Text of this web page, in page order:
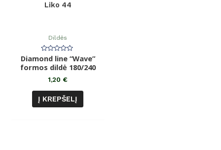
Liko 44
Dildės
Įvertinimas:
0
iš
Diamond line “Wave”
formos dildė 180/240
1,20 €
Į KREPŠELĮ